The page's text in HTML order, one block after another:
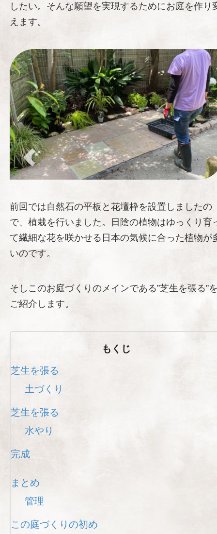
したい。そんな願望を実現するためにお庭を作り
えます。
前回では自然石の平板と花壇枠を設置しましたの
で、植栽を行いました。日陰の植物はゆっくり育
て繊細な花を咲かせる日本の気候に合った植物が
いのです。
そしこのお庭づくりのメインである”芝生を張る”
ご紹介します。
もくじ
芝生を張る
土づくり
芝生を張る
水やり
完成
まとめ
管理
この庭づくりの初め